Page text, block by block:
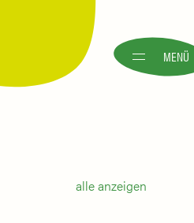
MENÜ
alle anzeigen